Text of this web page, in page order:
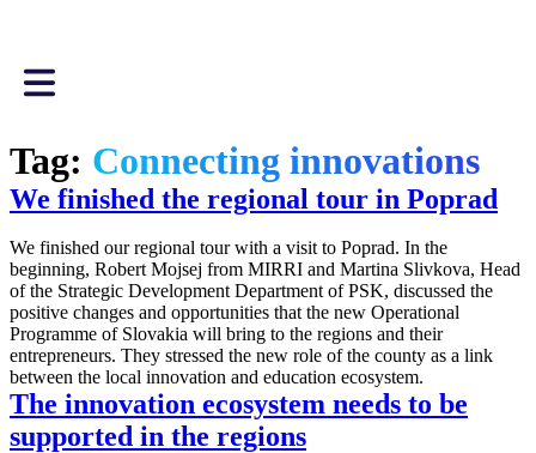
Tag: Connecting innovations
We finished the regional tour in Poprad
We finished our regional tour with a visit to Poprad. In the
beginning, Robert Mojsej from MIRRI and Martina Slivkova, Head
of the Strategic Development Department of PSK, discussed the
positive changes and opportunities that the new Operational
Programme of Slovakia will bring to the regions and their
entrepreneurs. They stressed the new role of the county as a link
between the local innovation and education ecosystem.
The innovation ecosystem needs to be
supported in the regions